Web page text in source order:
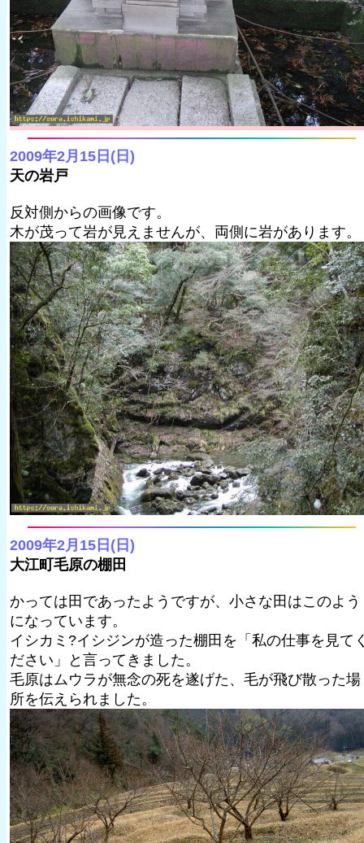
2009年2月15日(日)
天の岩戸
反対側からの画像です。
木が茂って岩が見えませんが、両側に岩があります。
2009年2月15日(日)
大江町毛原の棚田
かっては田であったようですが、小さな田はこのよう
になっています。
イシカミ?イシジンが造った棚田を「私の仕事を見て
ださい」と言ってきました。
毛原はムウラが無念の死を遂げた、毛が飛び散った場
所を伝えられました。